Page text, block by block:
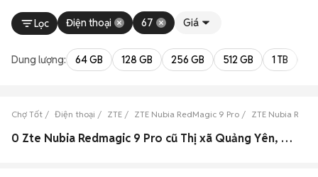
Lọc Điện thoại 67 Giá
Dung lượng: 64 GB 128 GB 256 GB 512 GB 1 TB
Chợ Tốt Điện thoại ZTE ZTE Nubia RedMagic 9 Pro ZTE Nubia
0 Zte Nubia Redmagic 9 Pro cũ Thị xã Quảng Yên, Quảng Ninh đẹp